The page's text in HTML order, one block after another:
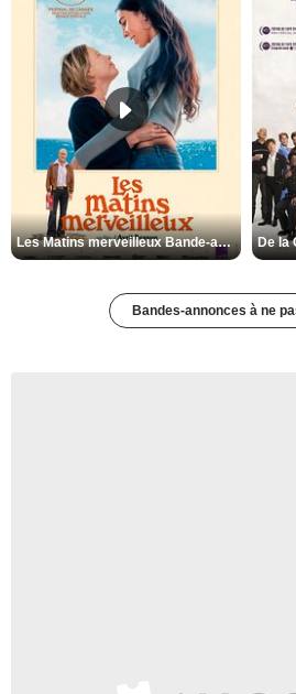
Les Matins merveilleux Bande-annonce VF
Bandes-annonces à ne